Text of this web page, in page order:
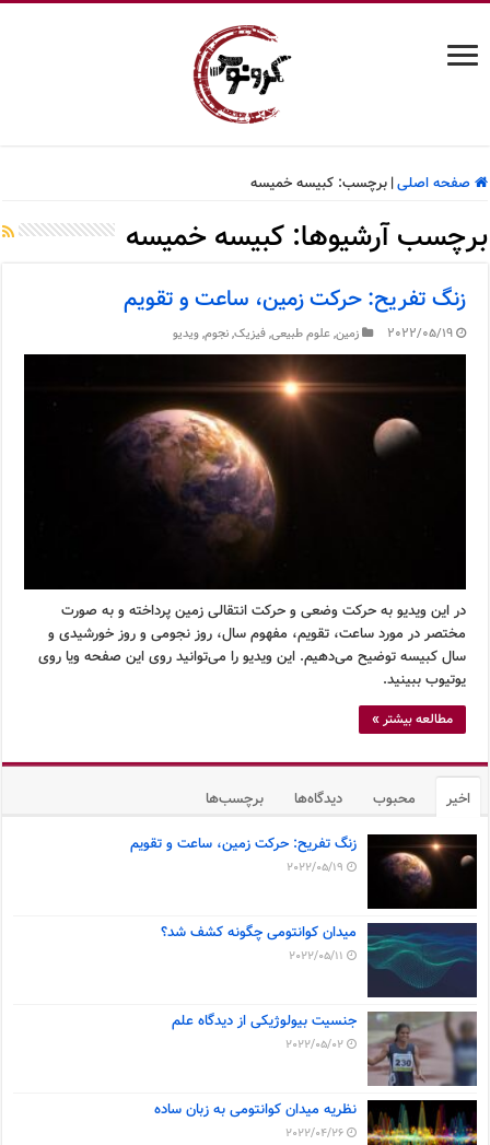
صفحه اصلی| برچسب:کبیسه خمیسه
برچسب آرشیوها:کبیسه خمیسه
زنگ تفریح: حرکت زمین، ساعت و تقویم
2022/05/19 زمین,علوم طبیعی,فیزیک,نجوم,ویدیو
در این ویدیو به حرکت وضعی و حرکت انتقالی زمین پرداخته و به صورت
مختصر در مورد ساعت، تقویم، مفهوم سال، روز نجومی و روز خورشیدی و
سال کبیسه توضیح می‌دهیم. این ویدیو را می‌توانید روی این صفحه ویا روی
یوتیوب ببینید.
مطالعه بیشتر »
اخیر محبوب دیدگاه‌ها برچسب‌ها
زنگ تفریح: حرکت زمین، ساعت و تقویم
2022/05/19
میدان کوانتومی چگونه کشف شد؟
2022/05/11
جنسیت بیولوژیکی از دیدگاه علم
2022/05/02
نظریه میدان کوانتومی به زبان ساده
2022/04/26